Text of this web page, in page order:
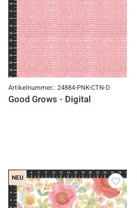
Artikelnummer.: 24884-PNK-CTN-D
Good Grows - Digital
NEU